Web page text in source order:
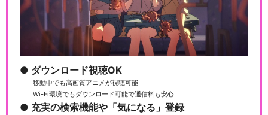
島のひみつ
ティ
ダウンロード視聴OK
移動中でも高画質アニメが視聴可能
Wi-Fi環境でもダウンロード可能で通信料も安心
充実の検索機能や「気になる」登録